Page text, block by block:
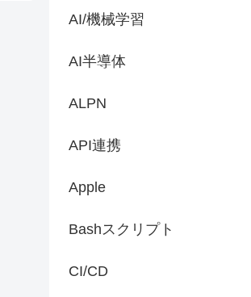
AI/機械学習
AI半導体
ALPN
API連携
Apple
Bashスクリプト
CI/CD